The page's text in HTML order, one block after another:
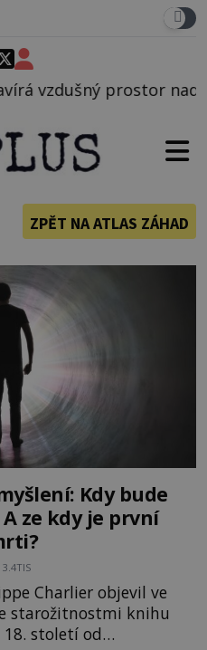
51, mohlo to
ZPĚT NA ATLAS ZÁHAD
Kdy bude
ze kdy je první
3.4TIS
Charlier objevil ve
starožitnostmi knihu
18. století od